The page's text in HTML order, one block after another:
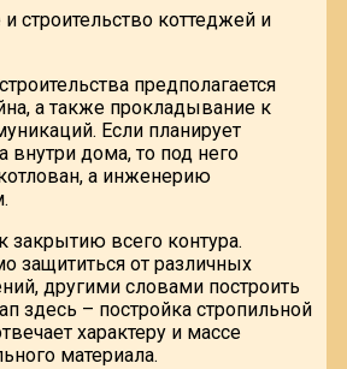
предполагается
а также прокладывание к
Если планирует
внутри дома, то под него
а инженерию
закрытию всего контура.
защититься от различных
другими словами построить
здесь – постройка стропильной
характеру и массе
материала.